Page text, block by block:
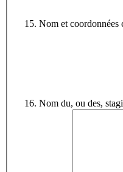
Nom et coordonnées
Nom du, ou des,